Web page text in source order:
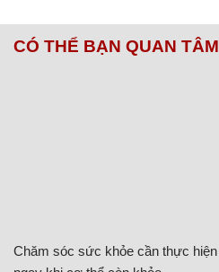
CÓ THỂ BẠN QUAN TÂM
Chăm sóc sức khỏe cần thực hiện